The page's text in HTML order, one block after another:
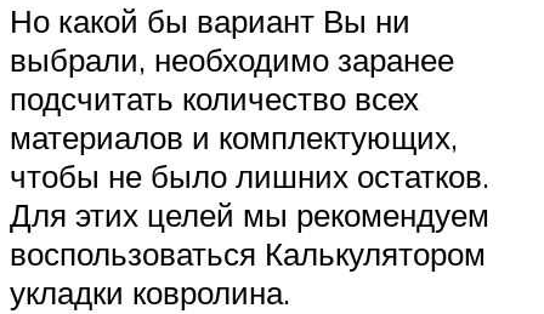
Но какой бы вариант Вы ни
выбрали, необходимо заранее
подсчитать количество всех
материалов и комплектующих,
чтобы не было лишних остатков.
Для этих целей мы рекомендуем
воспользоваться Калькулятором
укладки ковролина.